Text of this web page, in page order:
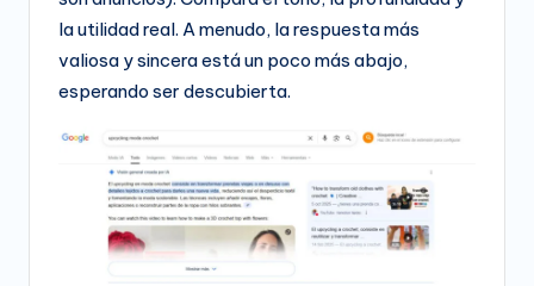
la utilidad real. A menudo, la respuesta más
valiosa y sincera está un poco más abajo,
esperando ser descubierta.